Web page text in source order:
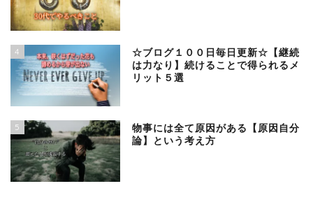
4
☆ブログ１００日毎日更新☆【継続
は力なり】続けることで得られるメ
リット５選
5
物事には全て原因がある【原因自分
論】という考え方